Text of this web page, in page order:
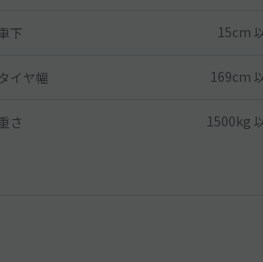
下 15cm
タイヤ幅 169cm
さ 1500kg